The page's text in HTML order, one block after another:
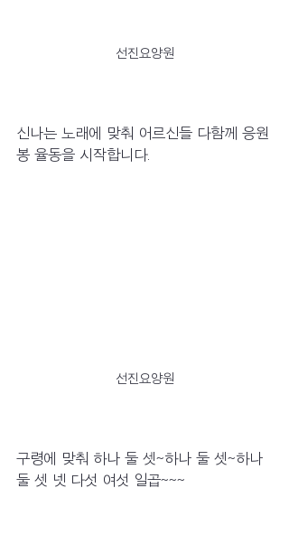
선진요양원
신나는 노래에 맞춰 어르신들 다함께 응원
봉 율동을 시작합니다.
선진요양원
구령에 맞춰 하나 둘 셋~하나 둘 셋~하나
둘 셋 넷 다섯 여섯 일곱~~~